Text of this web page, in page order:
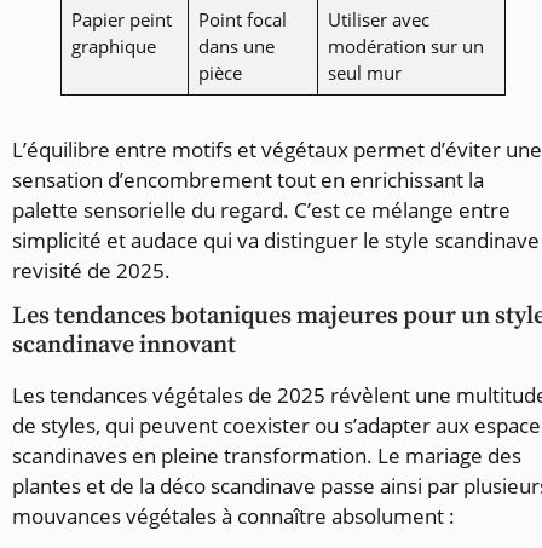
Papier peint
graphique
Point focal
dans une
pièce
Utiliser avec
modération sur un
seul mur
L’équilibre entre motifs et végétaux permet d’éviter une
sensation d’encombrement tout en enrichissant la
palette sensorielle du regard. C’est ce mélange entre
simplicité et audace qui va distinguer le style scandinave
revisité de 2025.
Les tendances botaniques majeures pour un
scandinave innovant
Les tendances végétales de 2025 révèlent une
de styles, qui peuvent coexister ou s’adapter aux
scandinaves en pleine transformation. Le mariage des
plantes et de la déco scandinave passe ainsi par
mouvances végétales à connaître absolument :